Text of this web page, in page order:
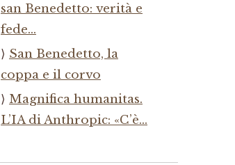
san Benedetto: verità e
fede…
San Benedetto, la
coppa e il corvo
Magnifica humanitas.
L’IA di Anthropic: «C’è…